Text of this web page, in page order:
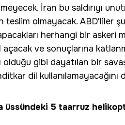
İran bu saldırıyı
teslim olmayacak. ABD'liler
herhangi bir askeri
ve sonuçlarına
olduğu gibi dayatılan bir
dil kullanılamayacağını
üssündeki 5 taarruz